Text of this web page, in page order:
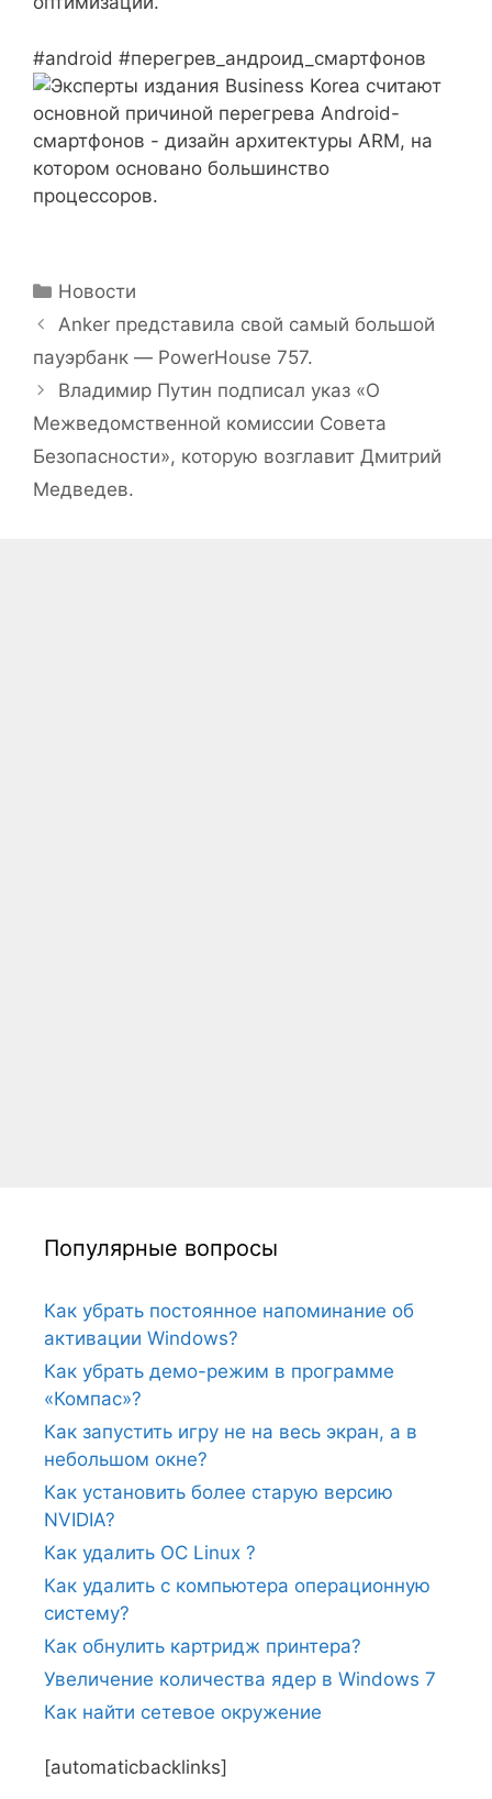
#android #перегрев_андроид_смартфонов
Рубрики
Новости
Anker представила свой самый большой
пауэрбанк — PowerHouse 757.
Владимир Путин подписал указ «О
Межведомственной комиссии Совета
Безопасности», которую возглавит Дмитрий
Медведев.
Популярные вопросы
Как убрать постоянное напоминание об
активации Windows?
Как убрать демо-режим в программе
«Компас»?
Как запустить игру не на весь экран, а в
небольшом окне?
Как установить более старую версию
NVIDIA?
Как удалить ОС Linux ?
Как удалить с компьютера операционную
систему?
Как обнулить картридж принтера?
Увеличение количества ядер в Windows 7
Как найти сетевое окружение
[automaticbacklinks]